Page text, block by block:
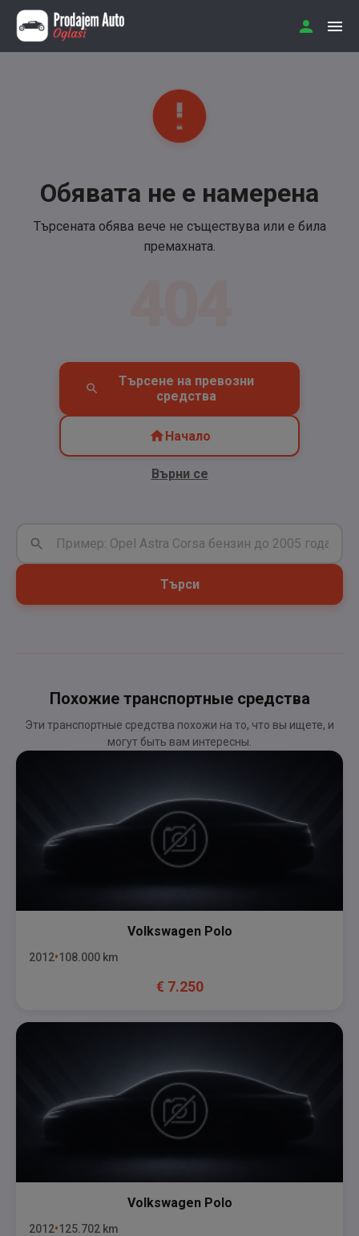
Обявата не е намерена
Търсената обява вече не съществува или е била
премахната.
Търсене на превозни
средства
Начало
Върни се
Търси
Похожие транспортные средства
Эти транспортные средства похожи на то, что вы ищете, и
могут быть вам интересны.
Volkswagen Polo
2012 108.000 km
€ 7.250
Volkswagen Polo
2012 125.702 km